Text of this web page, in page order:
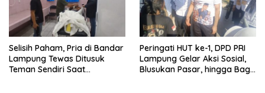
Selisih Paham, Pria di Bandar
Lampung Tewas Ditusuk
Teman Sendiri Saat
Peringati HUT ke-1, DPD PRI
Lampung Gelar Aksi Sosial,
Blusukan Pasar, hingga Bagi-